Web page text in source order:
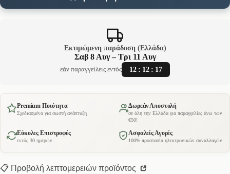
Εκτιμώμενη παράδοση (Ελλάδα)
Σαβ 8 Αυγ – Τρι 11 Αυγ
εάν παραγγείλεις εντός 12 : 12 : 17
Premium Ποιότητα
Σχεδιασμένα για σωστή ανάπτυξη
Δωρεάν Αποστολή
σε όλη την Ελλάδα για παραγγελίες άνω των
€50!
Εύκολες Επιστροφές
εντός 30 ημερών
Ασφαλείς Αγορές
100% προστασία ηλεκτρονικών συναλλαγών
📋 Προβολή λεπτομερειών προϊόντος